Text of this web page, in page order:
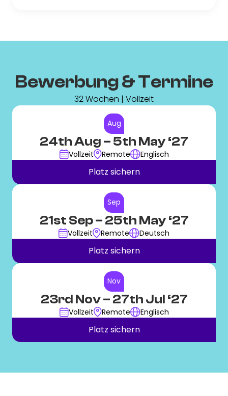
Bewerbung & Termine
32 Wochen | Vollzeit
Aug
24th Aug – 5th May ‘27
Vollzeit Remote Englisch
Platz sichern
Sep
21st Sep– 25th May ‘27
Vollzeit Remote Deutsch
Platz sichern
Nov
23rd Nov– 27th Jul ‘27
Vollzeit Remote Englisch
Platz sichern